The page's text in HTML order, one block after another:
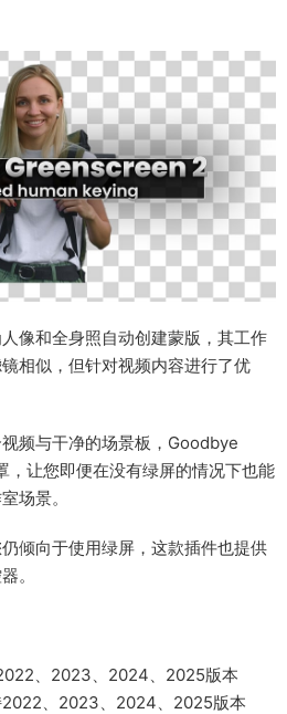
人像和全身照自动创建蒙版，其工作
相似，但针对视频内容进行了优
视频与干净的场景板，Goodbye
让您即便在没有绿屏的情况下也能
场景。
仍倾向于使用绿屏，这款插件也提供
。
、2023、2024、2025版本
、2023、2024、2025版本